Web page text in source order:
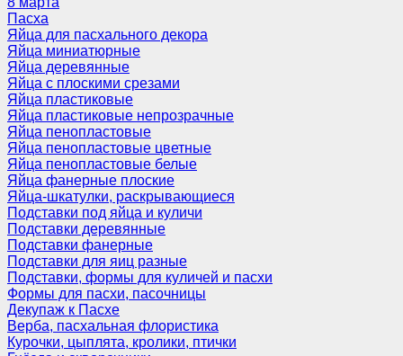
Пасха
Яйца для пасхального декора
Яйца миниатюрные
Яйца деревянные
Яйца с плоскими срезами
Яйца пластиковые
Яйца пластиковые непрозрачные
Яйца пенопластовые
Яйца пенопластовые цветные
Яйца пенопластовые белые
Яйца фанерные плоские
Яйца-шкатулки, раскрывающиеся
Подставки под яйца и куличи
Подставки деревянные
Подставки фанерные
Подставки для яиц разные
Подставки, формы для куличей и пасхи
Формы для пасхи, пасочницы
Декупаж к Пасхе
Верба, пасхальная флористика
Курочки, цыплята, кролики, птички